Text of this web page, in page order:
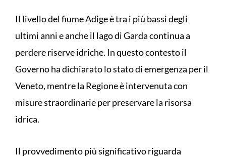
Il livello del fiume Adige è tra i più bassi degli
ultimi anni e anche il lago di Garda continua a
perdere riserve idriche. In questo contesto il
Governo ha dichiarato lo stato di emergenza per il
Veneto, mentre la Regione è intervenuta con
misure straordinarie per preservare la risorsa
idrica.
Il provvedimento più significativo riguarda